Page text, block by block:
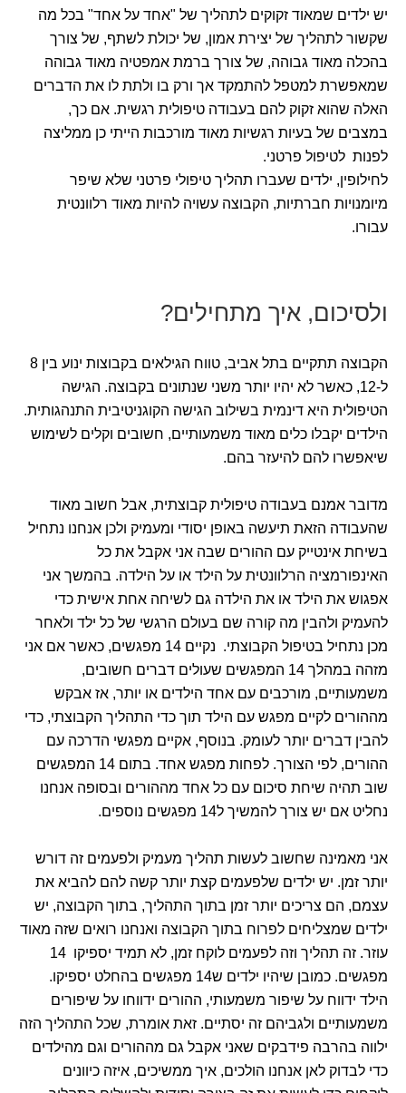
יש ילדים שמאוד זקוקים לתהליך של "אחד על אחד" בכל מה
שקשור לתהליך של יצירת אמון, של יכולת לשתף, של צורך
בהכלה מאוד גבוהה, של צורך ברמת אמפטיה מאוד גבוהה
שמאפשרת למטפל להתמקד אך ורק בו ולתת לו את הדברים
האלה שהוא זקוק להם בעבודה טיפולית רגשית. אם כך,
במצבים של בעיות רגשיות מאוד מורכבות הייתי כן ממליצה
לפנות לטיפול פרטני.
לחילופין, ילדים שעברו תהליך טיפולי פרטני שלא שיפר
מיומנויות חברתיות, הקבוצה עשויה להיות מאוד רלוונטית
עבורו.
ולסיכום, איך מתחילים?
הקבוצה תתקיים בתל אביב, טווח הגילאים בקבוצות ינוע בין 8
ל-12, כאשר לא יהיו יותר משני שנתונים בקבוצה. הגישה
הטיפולית היא דינמית בשילוב הגישה הקוגניטיבית התנהגותית.
הילדים יקבלו כלים מאוד משמעותיים, חשובים וקלים לשימוש
שיאפשרו להם להיעזר בהם.
מדובר אמנם בעבודה טיפולית קבוצתית, אבל חשוב מאוד
שהעבודה הזאת תיעשה באופן יסודי ומעמיק ולכן אנחנו נתחיל
בשיחת אינטייק עם ההורים שבה אני אקבל את כל
האינפורמציה הרלוונטית על הילד או על הילדה. בהמשך אני
אפגוש את הילד או את הילדה גם לשיחה אחת אישית כדי
להעמיק ולהבין מה קורה שם בעולם הרגשי של כל ילד ולאחר
מכן נתחיל בטיפול הקבוצתי. נקיים 14 מפגשים, כאשר אם אני
מזהה במהלך 14 המפגשים שעולים דברים חשובים,
משמעותיים, מורכבים עם אחד הילדים או יותר, אז אבקש
מההורים לקיים מפגש עם הילד תוך כדי התהליך הקבוצתי, כדי
להבין דברים יותר לעומק. בנוסף, אקיים מפגשי הדרכה עם
ההורים, לפי הצורך. לפחות מפגש אחד. בתום 14 המפגשים
שוב תהיה שיחת סיכום עם כל אחד מההורים ובסופה אנחנו
נחליט אם יש צורך להמשיך ל14 מפגשים נוספים.
אני מאמינה שחשוב לעשות תהליך מעמיק ולפעמים זה דורש
יותר זמן. יש ילדים שלפעמים קצת יותר קשה להם להביא את
עצמם, הם צריכים יותר זמן בתוך התהליך, בתוך הקבוצה, יש
ילדים שמצליחים לפרוח בתוך הקבוצה ואנחנו רואים שזה מאוד
עוזר. זה תהליך וזה לפעמים לוקח זמן, לא תמיד יספיקו 14
מפגשים. כמובן שיהיו ילדים ש14 מפגשים בהחלט יספיקו.
הילד ידווח על שיפור משמעותי, ההורים ידווחו על שיפורים
משמעותיים ולגביהם זה יסתיים. זאת אומרת, שכל התהליך הזה
ילווה בהרבה פידבקים שאני אקבל גם מההורים וגם מהילדים
כדי לבדוק לאן אנחנו הולכים, איך ממשיכים, איזה כיוונים